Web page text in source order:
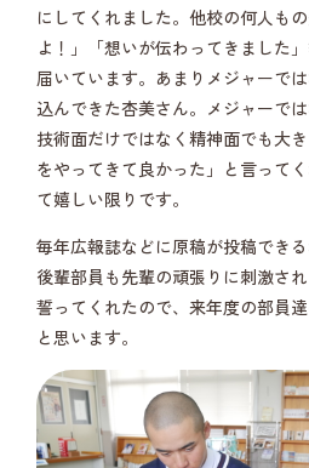
にしてくれました。他校の何人も
よ！」「想いが伝わってきました
届いています。あまりメジャーで
込んできた杏美さん。メジャーで
技術面だけではなく精神面でも大
をやってきて良かった」と言って
て嬉しい限りです。
毎年広報誌などに原稿が投稿できる
後輩部員も先輩の頑張りに刺激さ
誓ってくれたので、来年度の部員
と思います。